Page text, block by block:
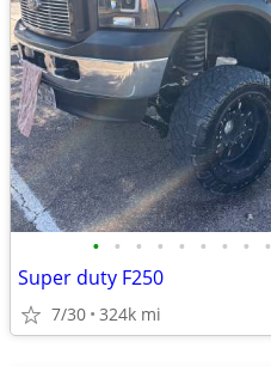
• • • • • • • • •
Super duty F250
7/30 324k mi